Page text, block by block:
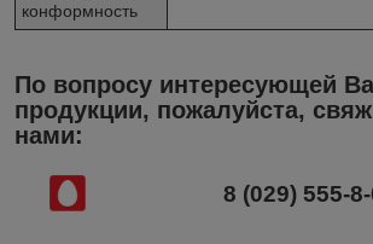
конформность
По вопросу интересующей
продукции, пожалуйста,
нами:
8 (029) 555-